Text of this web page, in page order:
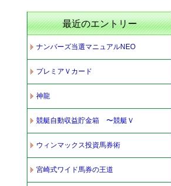
最近のエントリー
ナンバーズ当選マニュアルNEO
プレミアＶカード
神龍
競艇自動収益貯金箱 〜競艇Ｖ
ウィンマックス投資馬券術
宮崎式ワイド馬券の王道